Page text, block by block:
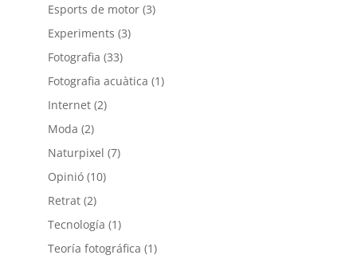
Esports de motor(3)
Experiments (3)
Fotografia (33)
Fotografia acuàtica (1)
Internet(2)
Moda (2)
Naturpixel (7)
Opinió(10)
Retrat(2)
Tecnología (1)
Teoría fotográfica (1)